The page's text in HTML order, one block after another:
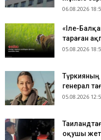
06.08.2026
«Іле-
тараған
05.08.2026
Түркияның
генерал
05.08.2026
оқушы